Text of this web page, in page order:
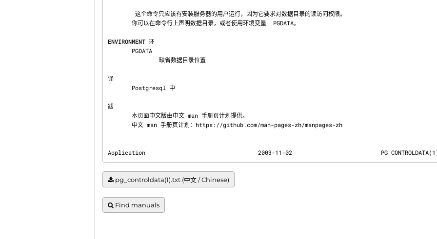
ENVIRONMENT 环
译
跋
       中文 man 手册页计划：https://github.com/man-pages-zh/manpages-zh
Application                                 2003-11-02
pg_controldata(1).txt (中文 / Chinese)
Find manuals